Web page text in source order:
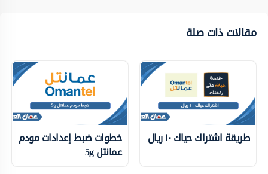
مقالات ذات صلة
طريقة اشتراك حياك ١٠ ريال خطوات ضبط إعدادات مودم
عمانتل 5g